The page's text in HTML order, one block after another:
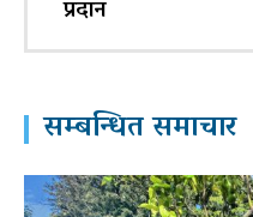
प्रदान
सम्बन्धित समाचार